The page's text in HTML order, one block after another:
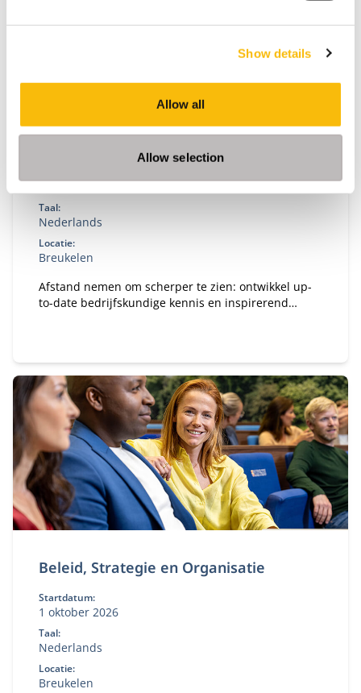
Show details
Allow all
Allow selection
22 maart 2027
Taal:
Nederlands
Locatie:
Breukelen
Afstand nemen om scherper te zien: ontwikkel up-
to-date bedrijfskundige kennis en inspirerend
Beleid, Strategie en Organisatie
Startdatum:
1 oktober 2026
Taal:
Nederlands
Locatie:
Breukelen